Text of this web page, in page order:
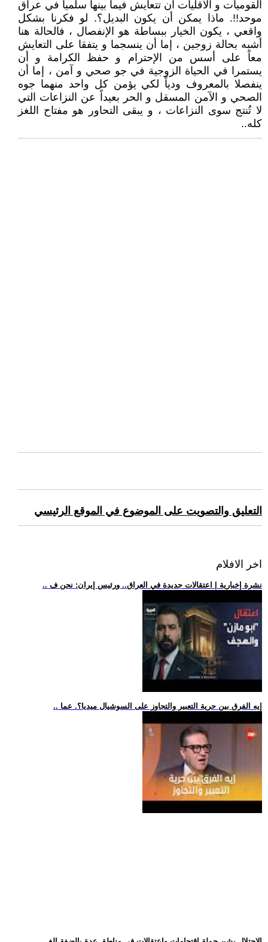
القوميات و الأقليات أن تتعايش فيما بينها سلمياً في عراق
موحد!!. ماذا يمكن أن يكون البديل؟. لو فكرنا بشكل
واقعي ، يكون الخيار ببساطة هو الإنفصال ، فالحالة هنا
أشبه بحالة زوجين ، إما أن ينسجما و يتفقا على التعايش
معاً على أسس من الإحترام و حفظ الكرامة و أن
يستمرا في الحياة الزوجية في جو صحي و آمن ، إما أن
ينفصلا بالمعروف ودياً لكي يؤمن كل واحد منهما جوه
الصحي و الآمن المسقل و الحر بعيداً عن النزاعات التي
لا تُنتج سوى النزاعات ، و يبقى التحاور هو مفتاح اللغز
كله..
التعليق والتصويت على الموضوع في الموقع الرئيسي
اخر الافلام
.. نشرة إخبارية | اعتقالات جديدة في العراق.. ورئيس إيران: نحن ف
.. إيه الفرق بين حرية التعبير والتجاوز على السوشيال ميديا؟. عما